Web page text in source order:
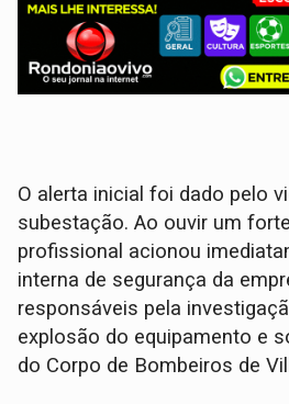
​O alerta inicial foi dado pelo
subestação. Ao ouvir um
profissional acionou
interna de segurança da
responsáveis pela
explosão do equipamento e
do Corpo de Bombeiros de